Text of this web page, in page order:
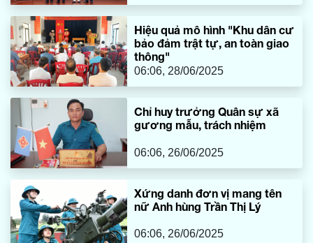
Hiệu quả mô hình "Khu dân cư
bảo đảm trật tự, an toàn giao
thông"
06:06, 28/06/2025
Chỉ huy trưởng Quân sự xã
gương mẫu, trách nhiệm
06:06, 26/06/2025
Xứng danh đơn vị mang tên
nữ Anh hùng Trần Thị Lý
06:06, 26/06/2025